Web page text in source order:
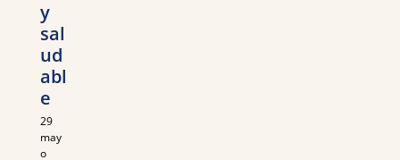
y
sal
ud
abl
e
29
may
o